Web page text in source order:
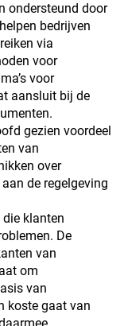
ondersteund door
bedrijven
via
voor
voor
aansluit bij de
gezien voordeel
van
over
de regelgeving
klanten
De
van
om
van
koste gaat van